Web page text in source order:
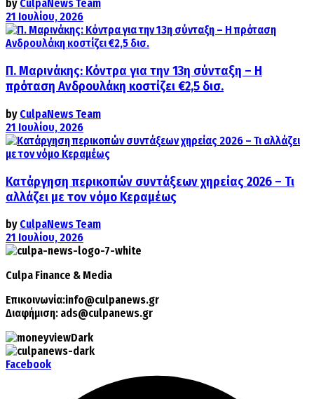
by CulpaNews Team
21 Ιουλίου, 2026
Π. Μαρινάκης: Κόντρα για την 13η σύνταξη – Η
πρόταση Ανδρουλάκη κοστίζει €2,5 δισ.
by CulpaNews Team
21 Ιουλίου, 2026
Κατάργηση περικοπών συντάξεων χηρείας 2026 – Τι
αλλάζει με τον νόμο Κεραμέως
by CulpaNews Team
21 Ιουλίου, 2026
Culpa Finance & Media
Επικοινωνία:info@culpanews.gr
Διαφήμιση: ads@culpanews.gr
Facebook